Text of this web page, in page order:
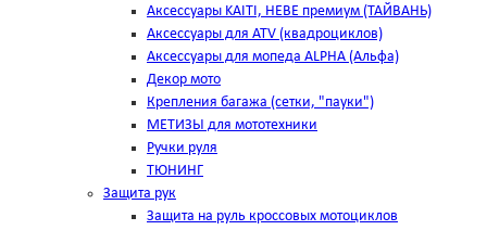
Аксессуары KAITI, HEBE премиум (ТАЙВАНЬ)
Аксессуары для ATV (квадроциклов)
Аксессуары для мопеда ALPHA (Альфа)
Декор мото
Крепления багажа (сетки, "пауки")
МЕТИЗЫ для мототехники
Ручки руля
ТЮНИНГ
Защита рук
Защита на руль кроссовых мотоциклов